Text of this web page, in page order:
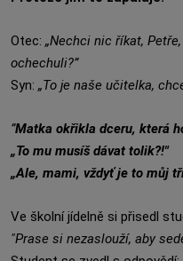
Otec: „Nechci nic říkat,
ochechuli?”
Syn: „To je naše učitelka,
”Matka okřikla dceru, která
„To mu musíš dávat tolik?!"
„Ale, mami, vždyť je to můj
Ve školní jídelně si přisedl
"Prase si nezaslouží, aby